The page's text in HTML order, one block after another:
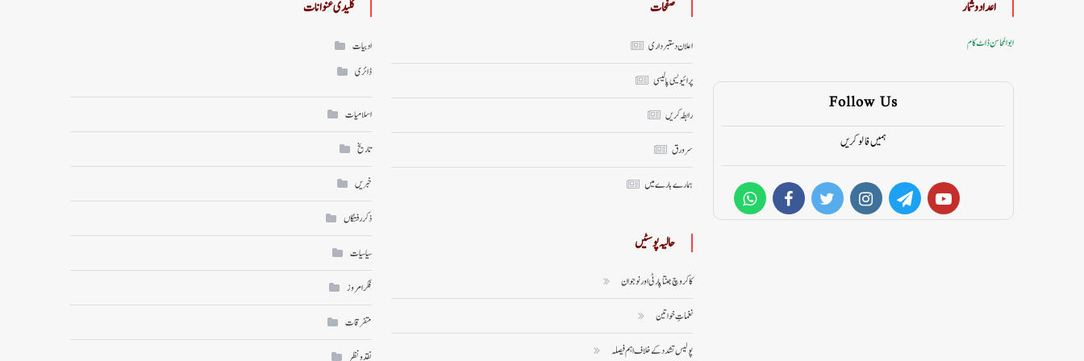
کلیدی عنوانات
ادبیات
ڈائری
اسلامیات
تاریخ
خبریں
ذکر رفتگاں
سیاسیات
فکر امروز
متفرقات
نقد ونظر
صفحات
اعلان دستبرداری
پرائیویسی پالیسی
رابطہ کریں
سر ورق
ہمارے بارے میں
حالیہ پوسٹیں
کاکروچ جنتا پارٹی اور نوجوان
نغماتِ خواتین
پولیس تشدد کے خلاف اہم فیصلہ
اعداد وشمار
ابوالمحاسن ڈاٹ کام
Follow Us
ہمیں فالو کریں